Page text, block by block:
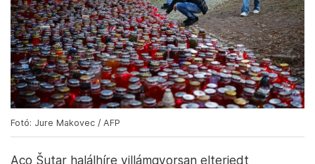
Fotó: Jure Makovec / AFP
Aco Šutar halálhíre villámgyorsan elterjedt